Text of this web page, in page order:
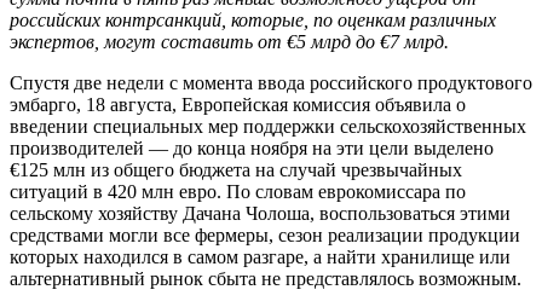
российских контрсанкций, которые, по оценкам различных
экспертов, могут составить от €5 млрд до €7 млрд.
Спустя две недели с момента ввода российского продуктового
эмбарго, 18 августа, Европейская комиссия объявила о
введении специальных мер поддержки сельскохозяйственных
производителей — до конца ноября на эти цели выделено
€125 млн из общего бюджета на случай чрезвычайных
ситуаций в 420 млн евро. По словам еврокомиссара по
сельскому хозяйству Дачана Чолоша, воспользоваться этими
средствами могли все фермеры, сезон реализации продукции
которых находился в самом разгаре, а найти хранилище или
альтернативный рынок сбыта не представлялось возможным.